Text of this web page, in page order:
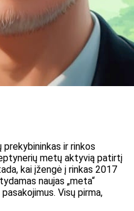
ir rinkos
metų aktyvią patirtį
kai įžengė į rinkas 2017
naujas „meta“
Visų pirma,